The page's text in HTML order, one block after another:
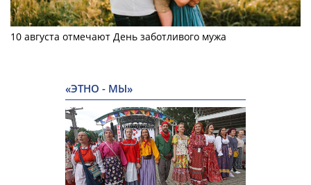
10 августа отмечают День заботливого мужа
«ЭТНО - МЫ»